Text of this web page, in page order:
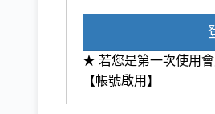
★ 若您是第一次使用
【帳號啟用】